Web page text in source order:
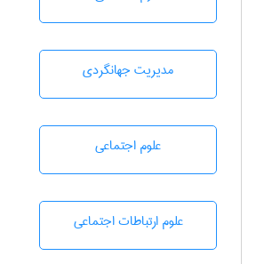
مديريت جهانگردی
علوم اجتماعی
علوم ارتباطات اجتماعی